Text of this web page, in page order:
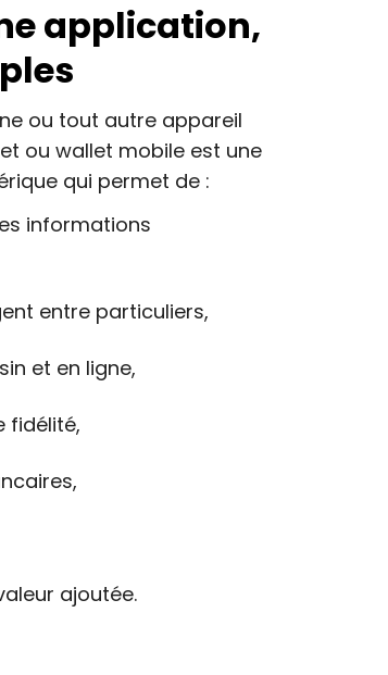
application,
ou tout autre appareil
ou wallet mobile est une
qui permet de :
informations
entre particuliers,
et en ligne,
fidélité,
ajoutée.